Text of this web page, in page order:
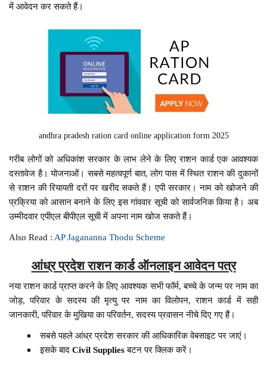
में आवेदन कर सकते हैं।
andhra pradesh ration card online application form 2025
गरीब लोगों को अधिकांश सरकार के लाभ लेने के लिए राशन कार्ड एक आवश्यक
दस्तावेज है। योजनाओं। सबसे महत्वपूर्ण बात, लोग पास में स्थित राशन की दुकानों
से राशन की रियायती दरों पर खरीद सकते हैं। एपी सरकार। नाम को खोजने की
प्रक्रिया को आसान बनाने के लिए इस गांववार सूची को सार्वजनिक किया है। अब
उम्मीदवार एपीएल बीपीएल सूची में अपना नाम खोज सकते हैं।
Also Read : AP Jagananna Thodu Scheme
आंध्र प्रदेश राशन कार्ड ऑनलाइन आवेदन पत्र
नया राशन कार्ड प्राप्त करने के लिए आवश्यक सभी फॉर्म, बच्चे के जन्म पर नाम का
जोड़, परिवार के सदस्य की मृत्यु पर नाम का विलोपन, राशन कार्ड में सही
जानकारी, परिवार के मुखिया का परिवर्तन, सदस्य प्रवासन नीचे दिए गए हैं।
सबसे पहले आंध्र प्रदेश सरकार की आधिकारिक वेबसाइट पर जाएं।
इसके बाद Civil Suppliesबटन पर क्लिक करें।